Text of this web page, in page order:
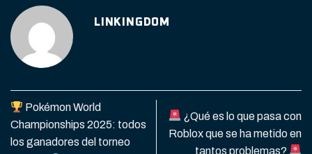
LINKINGDOM
Pokémon World
Championships 2025: todos
los ganadores del torneo
¿Qué es lo que pasa con
Roblox que se ha metido en
tantos problemas?